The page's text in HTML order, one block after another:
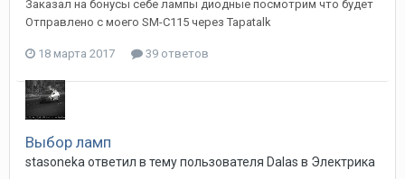
Заказал на бонусы себе лампы диодные посмотрим что будет
Отправлено с моего SM-C115 через Tapatalk
18 марта 2017 39 ответов
Выбор ламп
stasoneka ответил в тему пользователя Dalas в Электрика